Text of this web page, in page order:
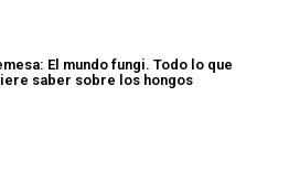
El mundo fungi. Todo lo que
saber sobre los hongos